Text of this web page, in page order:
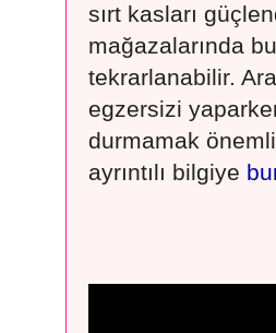
sırt kasları
mağazalarında
tekrarlanabilir.
egzersizi
durmamak
ayrıntılı bilgiye